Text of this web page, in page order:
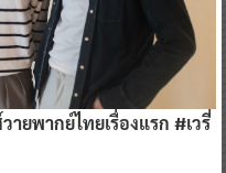
ยพากย์ไทยเรื่องแรก #เวรี่